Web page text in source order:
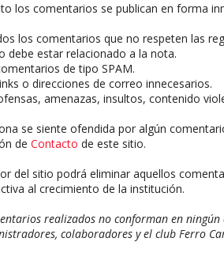
los comentarios se publican en forma
los comentarios que no respeten las
debe estar relacionado a la nota.
de tipo SPAM.
o direcciones de correo innecesarios.
amenazas, insultos, contenido
se siente ofendida por algún
de Contacto de este sitio.
del sitio podrá eliminar aquellos
al crecimiento de la institución.
realizados no conforman en
colaboradores y el club Ferro